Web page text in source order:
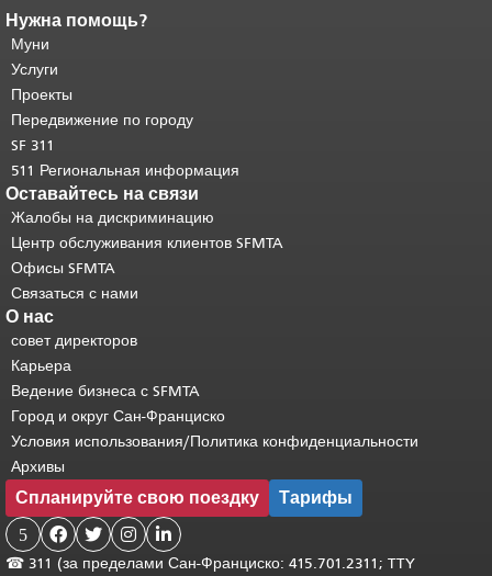
Конец содержимого
страницы.
страницы повторяется на каждой
странице.
основного содержимого .
Нужна помощь?
Муни
Услуги
Проекты
Передвижение по городу
SF 311
511 Региональная информация
Оставайтесь на связи
Жалобы на дискриминацию
Центр обслуживания клиентов SFMTA
Офисы SFMTA
Связаться с нами
О нас
совет директоров
Карьера
Ведение бизнеса с SFMTA
Город и округ Сан-Франциско
Условия использования/Политика конфиденциальности
Архивы
Спланируйте свою поездку Тарифы
5    
☎ 311 (за пределами Сан-Франциско: 415.701.2311; TTY